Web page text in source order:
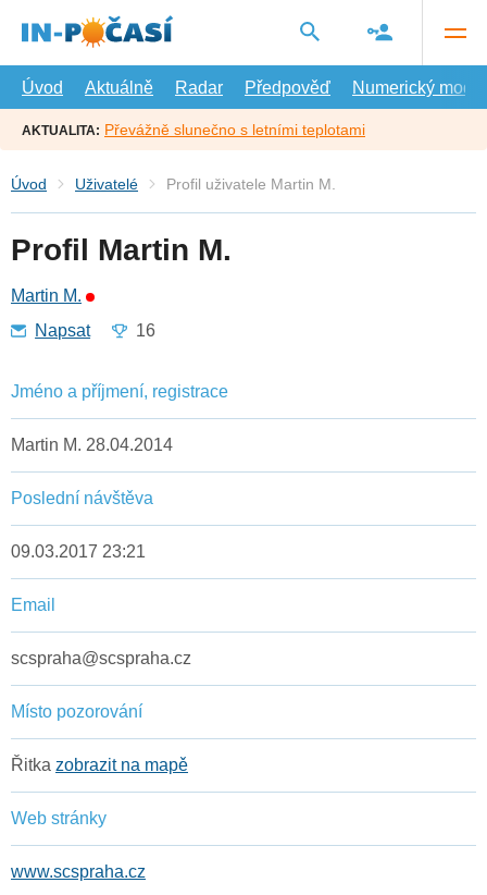
hlavní
Úvod
Aktuálně Radar Předpověď Numerický model
AKTUALITA: Převážně slunečno s letními teplotami
Úvod Uživatelé Profil uživatele Martin M.
Profil Martin M.
Martin M.
Napsat
16
Jméno a příjmení, registrace
Martin M. 28.04.2014
Poslední návštěva
09.03.2017 23:21
Email
scspraha@scspraha.cz
Místo pozorování
Řitka zobrazit na mapě
Web stránky
www.scspraha.cz